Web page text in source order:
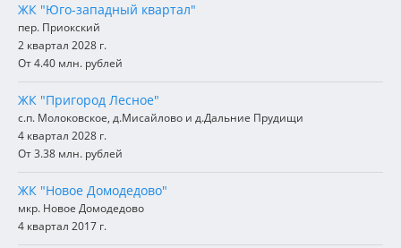
ЖК "Юго-западный квартал"
пер. Приокский
2 квартал 2028 г.
От 4.40 млн. рублей
ЖК "Пригород Лесное"
с.п. Молоковское, д.Мисайлово и д.Дальние Прудищи
4 квартал 2028 г.
От 3.38 млн. рублей
ЖК "Новое Домодедово"
мкр. Новое Домодедово
4 квартал 2017 г.